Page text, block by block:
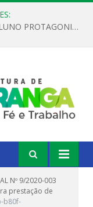
REGULAMENTO OFICIAL DO PRÊMIO ALUNO PROTAGONISTA – EDIÇÃO 2026
Nº 9/2020-003
prestação de
b80f-